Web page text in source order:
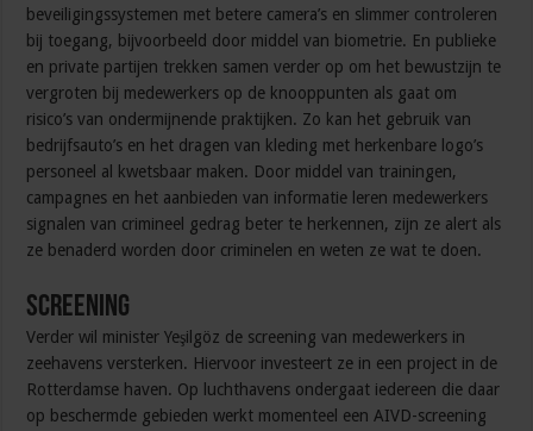
beveiligingssystemen met betere camera’s en slimmer controleren
bij toegang, bijvoorbeeld door middel van biometrie. En publieke
en private partijen trekken samen verder op om het bewustzijn te
vergroten bij medewerkers op de knooppunten als gaat om
risico’s van ondermijnende praktijken. Zo kan het gebruik van
bedrijfsauto’s en het dragen van kleding met herkenbare logo’s
personeel al kwetsbaar maken. Door middel van trainingen,
campagnes en het aanbieden van informatie leren medewerkers
signalen van crimineel gedrag beter te herkennen, zijn ze alert als
ze benaderd worden door criminelen en weten ze wat te doen.
Screening
Verder wil minister Yeşilgöz de screening van medewerkers in
zeehavens versterken. Hiervoor investeert ze in een project in de
Rotterdamse haven. Op luchthavens ondergaat iedereen die daar
op beschermde gebieden werkt momenteel een AIVD-screening